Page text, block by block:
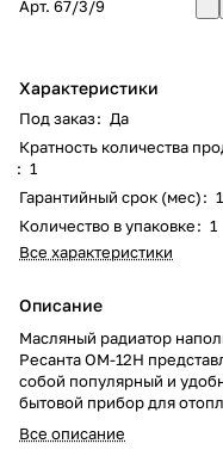
Арт. 67/3/9
Характеристики
Под заказ: Да
Кратность количества
: 1
Гарантийный срок (мес):
Количество в упаковке: 1
Все характеристики
Описание
Масляный радиатор
Ресанта ОМ-12Н
собой популярный и
бытовой прибор для
обслуживаемых
том числе жилого и
Все описание